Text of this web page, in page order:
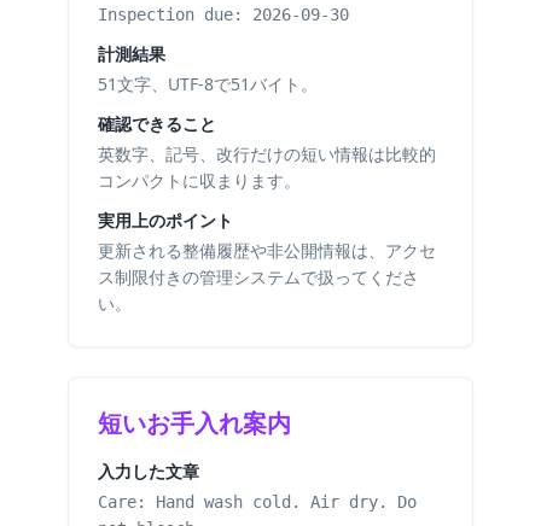
Inspection due: 2026-09-30
計測結果
51文字、UTF-8で51バイト。
確認できること
英数字、記号、改行だけの短い情報は比較的
コンパクトに収まります。
実用上のポイント
更新される整備履歴や非公開情報は、アクセ
ス制限付きの管理システムで扱ってくださ
い。
短いお手入れ案内
入力した文章
Care: Hand wash cold. Air dry. Do